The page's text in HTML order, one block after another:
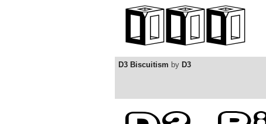
D3 Biscuitism by D3